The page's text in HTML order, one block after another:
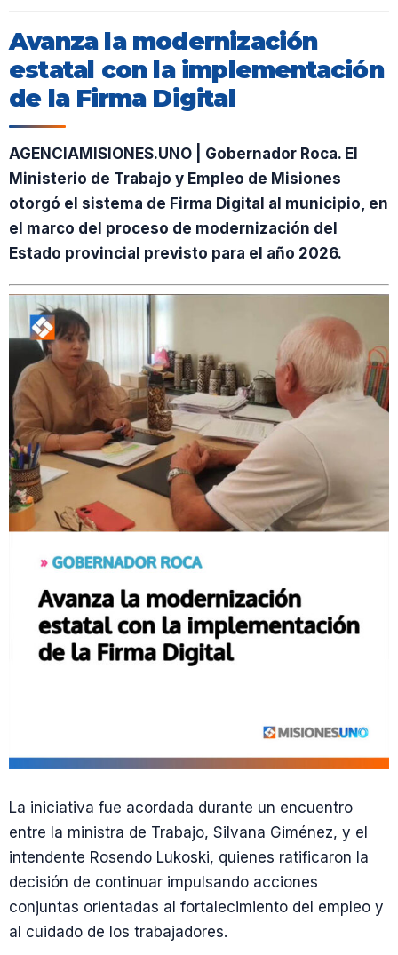
Avanza la modernización
estatal con la implementación
de la Firma Digital
AGENCIAMISIONES.UNO | Gobernador Roca. El
Ministerio de Trabajo y Empleo de Misiones
otorgó el sistema de Firma Digital al municipio, en
el marco del proceso de modernización del
Estado provincial previsto para el año 2026.
La iniciativa fue acordada durante un encuentro
entre la ministra de Trabajo, Silvana Giménez, y el
intendente Rosendo Lukoski, quienes ratificaron la
decisión de continuar impulsando acciones
conjuntas orientadas al fortalecimiento del empleo y
al cuidado de los trabajadores.